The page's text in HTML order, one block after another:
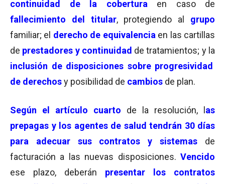
continuidad de la cobertura
en caso de
fallecimiento del titular, protegiendo al grupo
familiar; el derecho de equivalencia en las cartillas
de prestadores y continuidad de tratamientos; y la
inclusión de disposiciones sobre progresividad
de derechosy posibilidad de cambios de plan.
Según el artículo cuarto de la resolución, l as
prepagas y los agentes de salud tendrán 30 días
para adecuar sus contratos y sistemas de
facturación a las nuevas disposiciones. Vencido
ese plazo, deberán presentar los contratos